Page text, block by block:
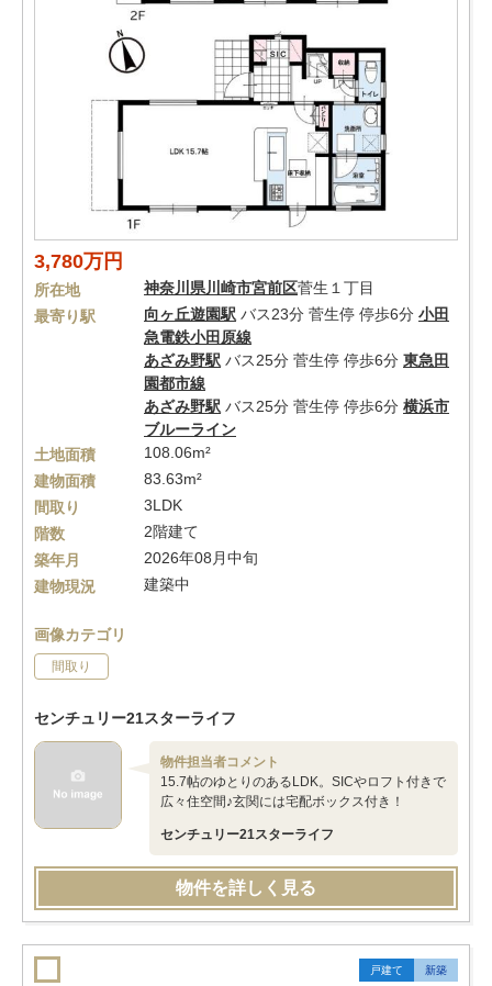
3,780万円
所在地 神奈川県川崎市宮前区菅生１丁目
最寄り駅
向ヶ丘遊園駅 バス23分 菅生停 停歩6分 小田
急電鉄小田原線
あざみ野駅 バス25分 菅生停 停歩6分 東急田
園都市線
あざみ野駅 バス25分 菅生停 停歩6分 横浜市
ブルーライン
土地面積
108.06m²
建物面積
83.63m²
間取り
3LDK
階数
2階建て
築年月
2026年08月中旬
建物現況
建築中
画像カテゴリ
間取り
センチュリー21スターライフ
物件担当者コメント
15.7帖のゆとりのあるLDK。SICやロフト付きで
広々住空間♪玄関には宅配ボックス付き！
センチュリー21スターライフ
物件を詳しく見る
戸建て 新築